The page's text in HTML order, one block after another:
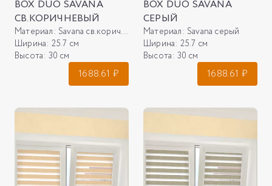
BOX DUO SAVANA
СВ.КОРИЧНЕВЫЙ
Материал: Savana св.коричневый
Ширина: 25.7 см
Высота: 30 см
1688.61 ₽
BOX DUO SAVANA
СЕРЫЙ
Материал: Savana серый
Ширина: 25.7 см
Высота: 30 см
1688.61 ₽